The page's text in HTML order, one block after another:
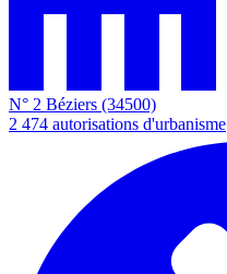
N° 2 Béziers (34500)
2 474 autorisations d'urbanisme